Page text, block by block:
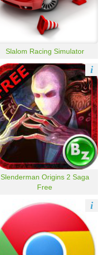
Slalom Racing Simulator
Slenderman Origins 2 Saga
Free
i
i